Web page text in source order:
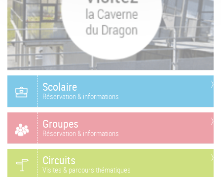
Scolaire
Réservation & informations
Groupes
Réservation & informations
Circuits
Visites & parcours thématiques